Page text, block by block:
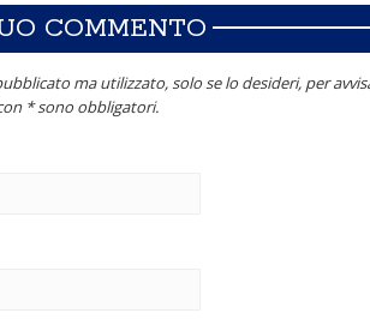
COMMENTO
ma utilizzato, solo se lo desideri, per
* sono obbligatori.